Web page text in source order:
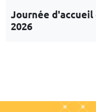
Journée
2026